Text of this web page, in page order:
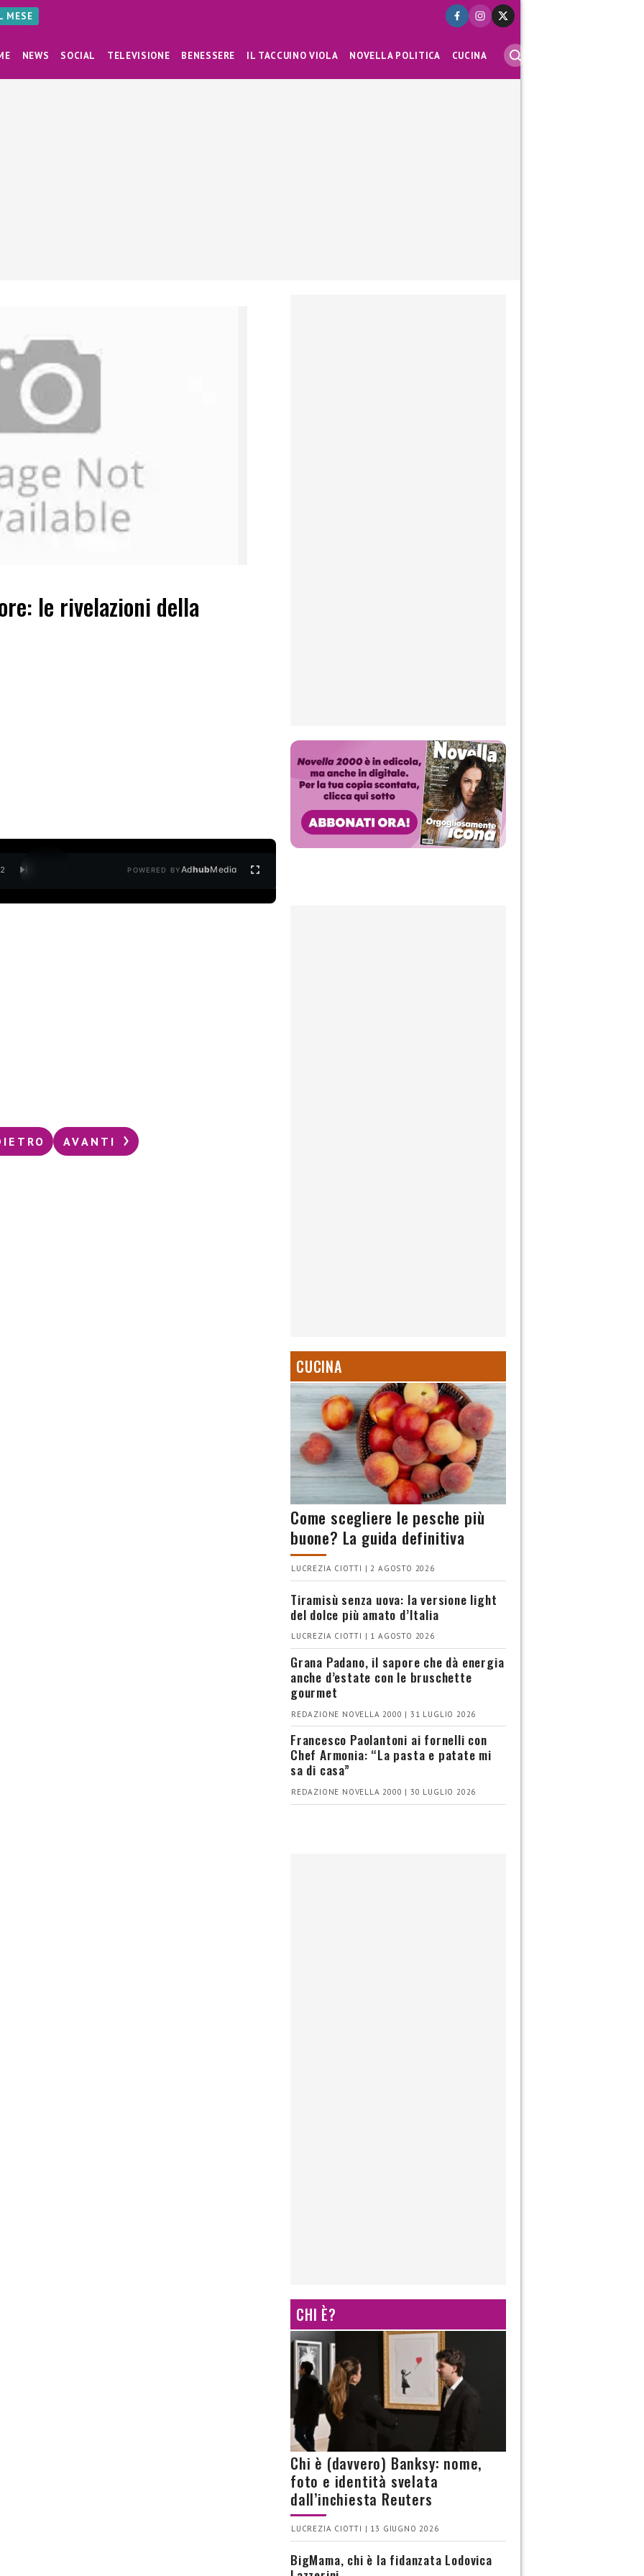
MESE
NEWS SOCIAL TELEVISIONE BENESSERE IL TACCUINO VIOLA NOVELLA POLITICA CUCINA
le rivelazioni della
2 POWERED BYAdhubMedia
AVANTI
CUCINA
Come scegliere le pesche più
buone? La guida definitiva
LUCREZIA CIOTTI | 2 AGOSTO 2026
Tiramisù senza uova: la versione light
del dolce più amato d’Italia
LUCREZIA CIOTTI | 1 AGOSTO 2026
Grana Padano, il sapore che dà energia
anche d’estate con le bruschette
gourmet
REDAZIONE NOVELLA 2000 | 31 LUGLIO 2026
Francesco Paolantoni ai fornelli con
Chef Armonia: “La pasta e patate mi
sa di casa”
REDAZIONE NOVELLA 2000 | 30 LUGLIO 2026
CHI È?
Chi è (davvero) Banksy: nome,
foto e identità svelata
dall’inchiesta Reuters
LUCREZIA CIOTTI | 13 GIUGNO 2026
BigMama, chi è la fidanzata Lodovica